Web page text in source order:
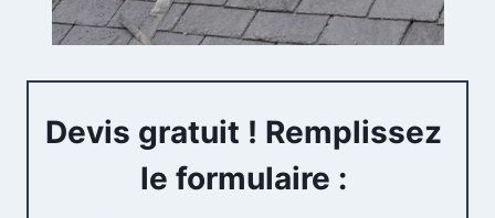
Devis gratuit ! Remplissez
le formulaire :